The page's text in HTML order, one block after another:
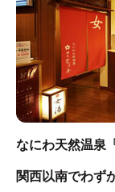
なにわ天然温泉
関西以南でわず